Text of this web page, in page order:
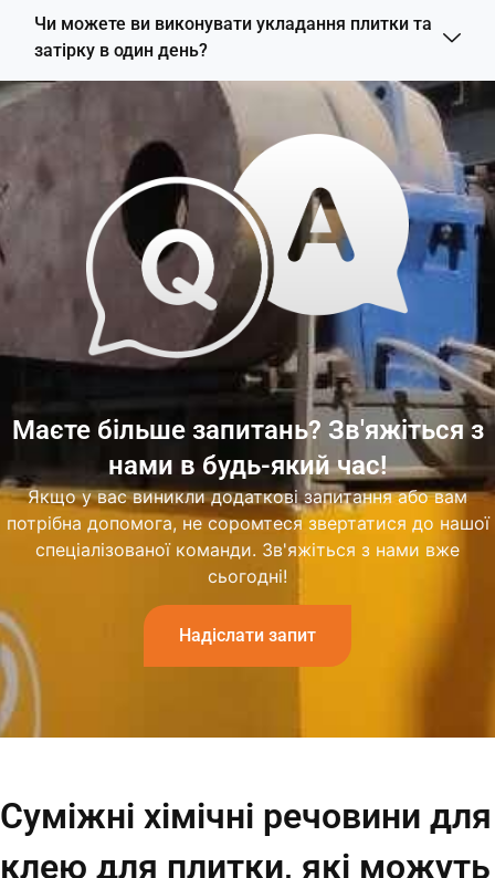
Чи можете ви виконувати укладання плитки та
затірку в один день?
Маєте більше запитань? Зв'яжіться з
нами в будь-який час!
Якщо у вас виникли додаткові запитання або вам
потрібна допомога, не соромтеся звертатися до нашої
спеціалізованої команди. Зв'яжіться з нами вже
сьогодні!
Надіслати запит
Суміжні хімічні речовини для
клею для плитки, які можуть